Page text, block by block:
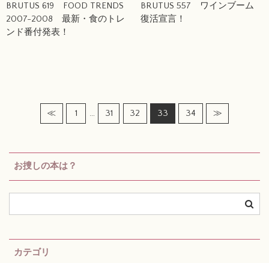
BRUTUS 619 FOOD TRENDS
2007-2008 最新・食のトレ
ンド番付発表！
BRUTUS 557 ワインブーム
復活宣言！
≪ 1 … 31 32 33 34 ≫
お捜しの本は？
カテゴリ